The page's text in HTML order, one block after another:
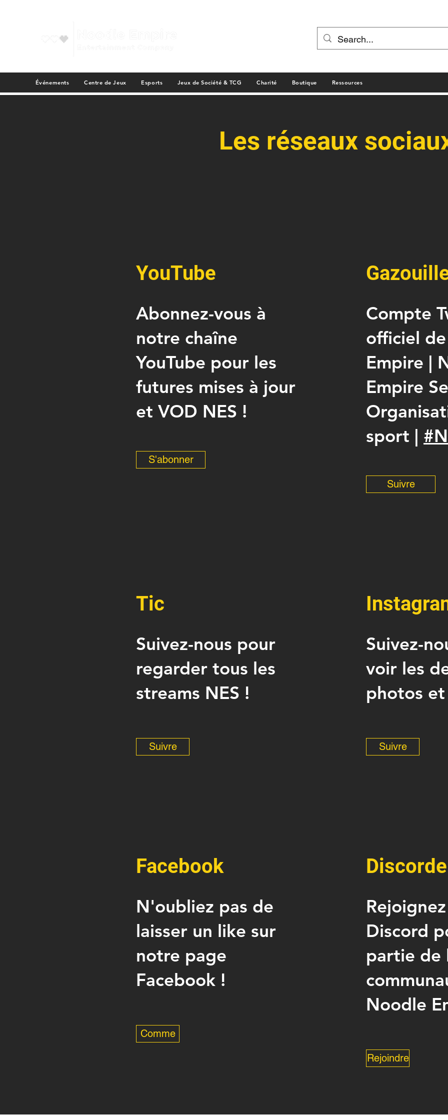
Événements Centre de Jeux Esports Jeux de Société & TCG Charité Boutique Ressources
Les réseaux
YouTube
Abonnez-vous à
notre chaîne
YouTube pour les
futures mises à jour
et VOD NES !
S'abonner
Compte
officiel
Empire |
Empire
sport |
Suivre
Tic
Suivez-nous pour
regarder tous les
streams NES !
Suivre
Suivez-
voir les
photos
Suivre
Facebook
N'oubliez pas de
laisser un like sur
notre page
Facebook !
Comme
Discorde
Discord
partie de
Noodle
Rejoindre